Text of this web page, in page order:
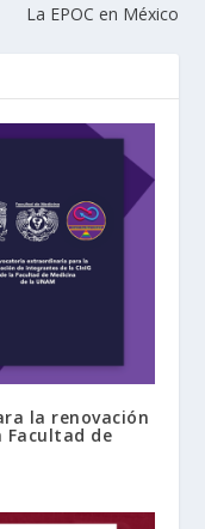
La EPOC en México
la renovación
Facultad de